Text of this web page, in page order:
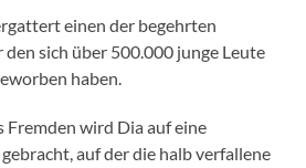
einen der begehrten
sich über 500.000 junge Leute
haben.
Fremden wird Dia auf eine
auf der die halb verfallene